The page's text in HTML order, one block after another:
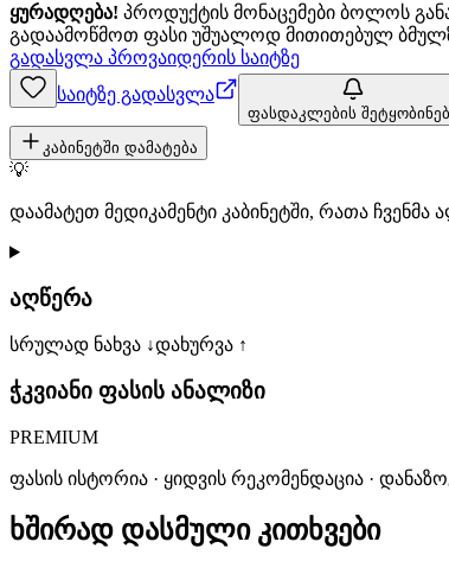
ყურადღება! პროდუქტის მონაცემები ბოლოს
გადაამოწმოთ ფასი უშუალოდ მითითებულ
გადასვლა პროვაიდერის საიტზე
საიტზე გადასვლა
ფასდაკლების
კაბინეტში დამატება
💡
დაამატეთ მედიკამენტი კაბინეტში, რათა
აღწერა
სრულად ნახვა ↓დახურვა ↑
ჭკვიანი ფასის ანალიზი
PREMIUM
ფასის ისტორია · ყიდვის რეკომენდაცია ·
ხშირად დასმული კითხვები